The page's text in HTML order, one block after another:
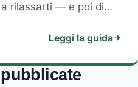
a rilassarti — e poi di…
Leggi la guida